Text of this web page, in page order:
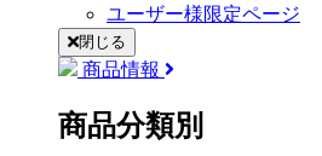
ユーザー様限定ページ
閉じる
商品情報
商品分類別